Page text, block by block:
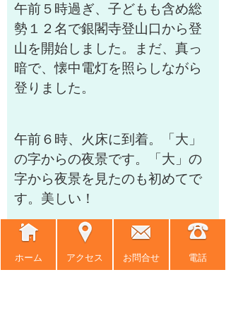
午前５時過ぎ、子どもも含め総
勢１２名で銀閣寺登山口から登
山を開始しました。まだ、真っ
暗で、懐中電灯を照らしながら
登りました。
午前６時、火床に到着。「大」
の字からの夜景です。「大」の
字から夜景を見たのも初めてで
す。美しい！
ホーム アクセス お問合せ 電話